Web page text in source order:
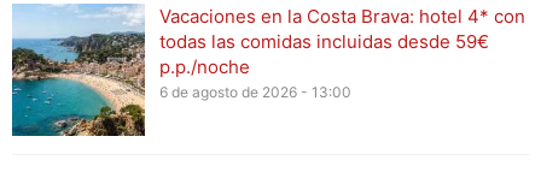
Vacaciones en la Costa Brava: hotel 4* con
todas las comidas incluidas desde 59€
p.p./noche
6 de agosto de 2026 - 13:00